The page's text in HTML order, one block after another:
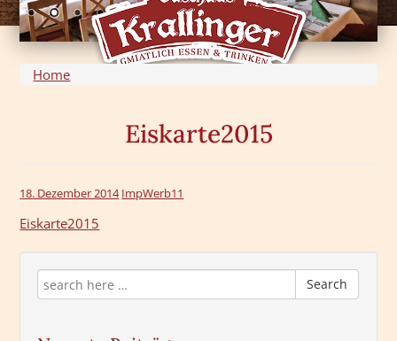
Home
Eiskarte2015
18. Dezember 2014ImpWerb11
Eiskarte2015
Search